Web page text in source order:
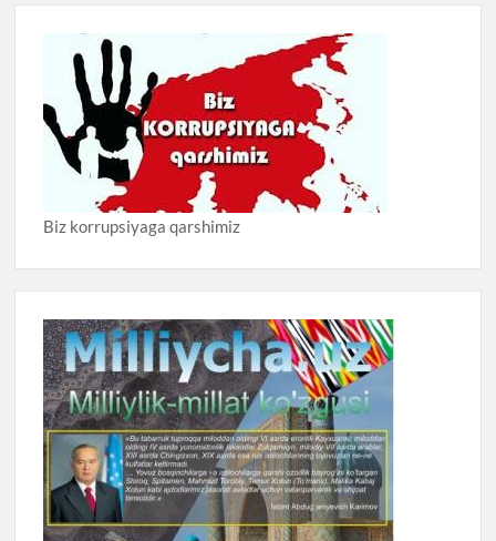
Biz korrupsiyaga qarshimiz